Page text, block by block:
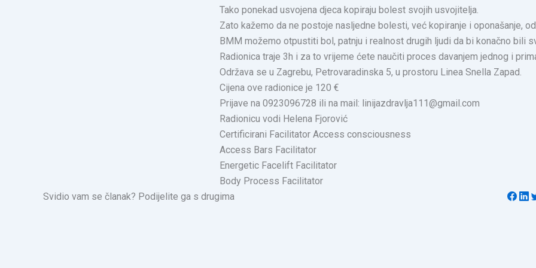
Tako ponekad usvojena djeca kopiraju bolest svojih usvojitelja.
Zato kažemo da ne postoje nasljedne bolesti, već kopiranje i oponašanje,
BMM možemo otpustiti bol, patnju i realnost drugih ljudi da bi konačno bili
Radionica traje 3h i za to vrijeme ćete naučiti proces davanjem jednog i
Održava se u Zagrebu, Petrovaradinska 5, u prostoru Linea Snella Zapad.
Cijena ove radionice je 120 €
Prijave na 0923096728 ili na mail: linijazdravlja111@gmail.com
Radionicu vodi Helena Fjorović
Certificirani Facilitator Access consciousness
Access Bars Facilitator
Energetic Facelift Facilitator
Body Process Facilitator
Svidio vam se članak? Podijelite ga s drugima